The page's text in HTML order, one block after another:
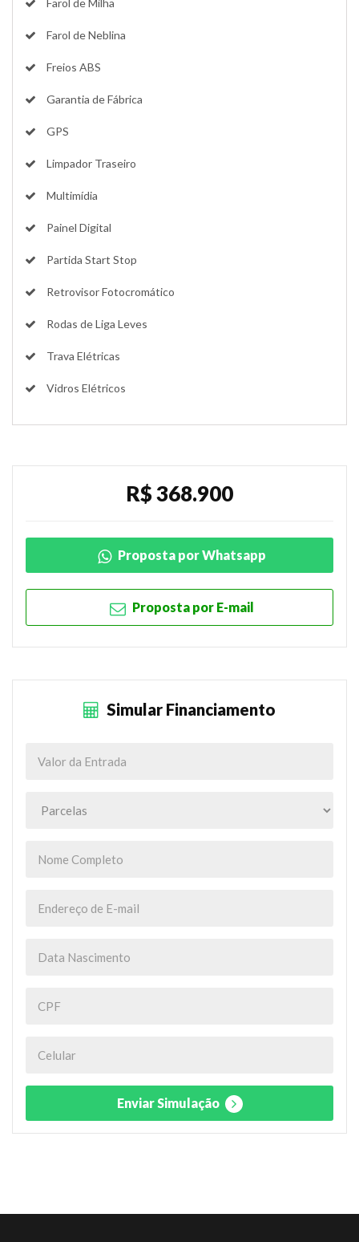
Farol de Neblina
Freios ABS
Garantia de Fábrica
GPS
Limpador Traseiro
Multimídia
Painel Digital
Partida Start Stop
Retrovisor Fotocromático
Rodas de Liga Leves
Trava Elétricas
Vidros Elétricos
R$ 368.900
Proposta por Whatsapp
Proposta por E-mail
Simular Financiamento
Enviar Simulação